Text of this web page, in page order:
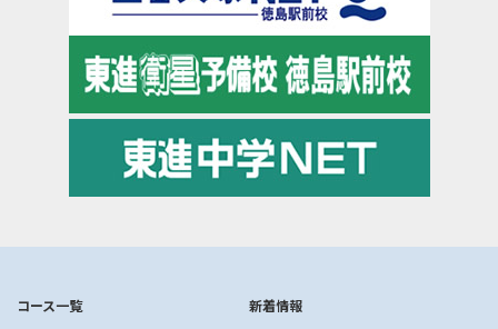
コース一覧 新着情報